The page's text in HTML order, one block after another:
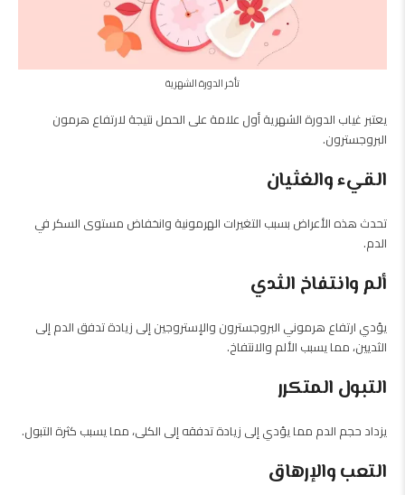
تأخر الدورة الشهرية
يعتبر غياب الدورة الشهرية أول علامة على الحمل نتيجة لارتفاع هرمون
البروجسترون.
القيء والغثيان
تحدث هذه الأعراض بسبب التغيرات الهرمونية وانخفاض مستوى السكر في
الدم.
ألم وانتفاخ الثدي
يؤدي ارتفاع هرموني البروجسترون والإستروجين إلى زيادة تدفق الدم إلى
الثديين، مما يسبب الألم والانتفاخ.
التبول المتكرر
يزداد حجم الدم مما يؤدي إلى زيادة تدفقه إلى الكلى، مما يسبب كثرة التبول.
التعب والإرهاق